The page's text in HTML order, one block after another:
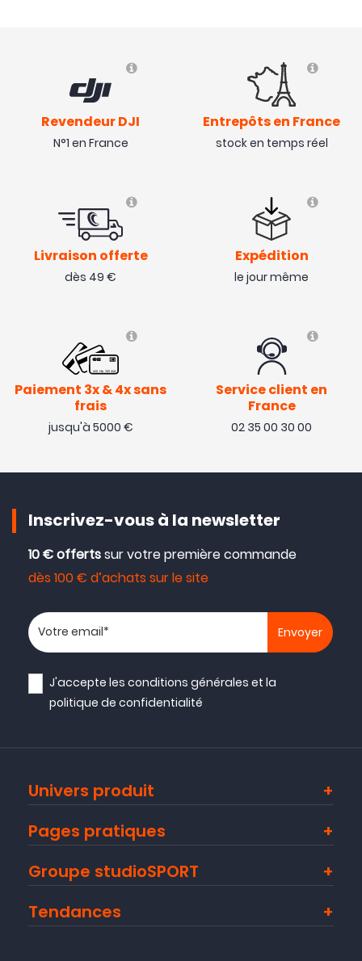
Revendeur DJI
N°1 en France
Entrepôts en France
stock en temps réel
Livraison offerte
dès 49 €
Expédition
le jour même
Paiement 3x & 4x sans
frais
jusqu'à 5000 €
Service client en
France
02 35 00 30 00
Inscrivez-vous à la newsletter
10 € offertssur votre première commande
dès 100 € d’achats sur le site
Votre adresse email
J'accepte lesconditions générales et la
politique de confidentialité
Univers produit
Pages pratiques
Groupe studioSPORT
Tendances